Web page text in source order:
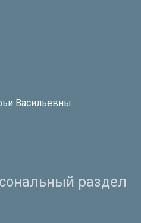
Васильевны
раздел